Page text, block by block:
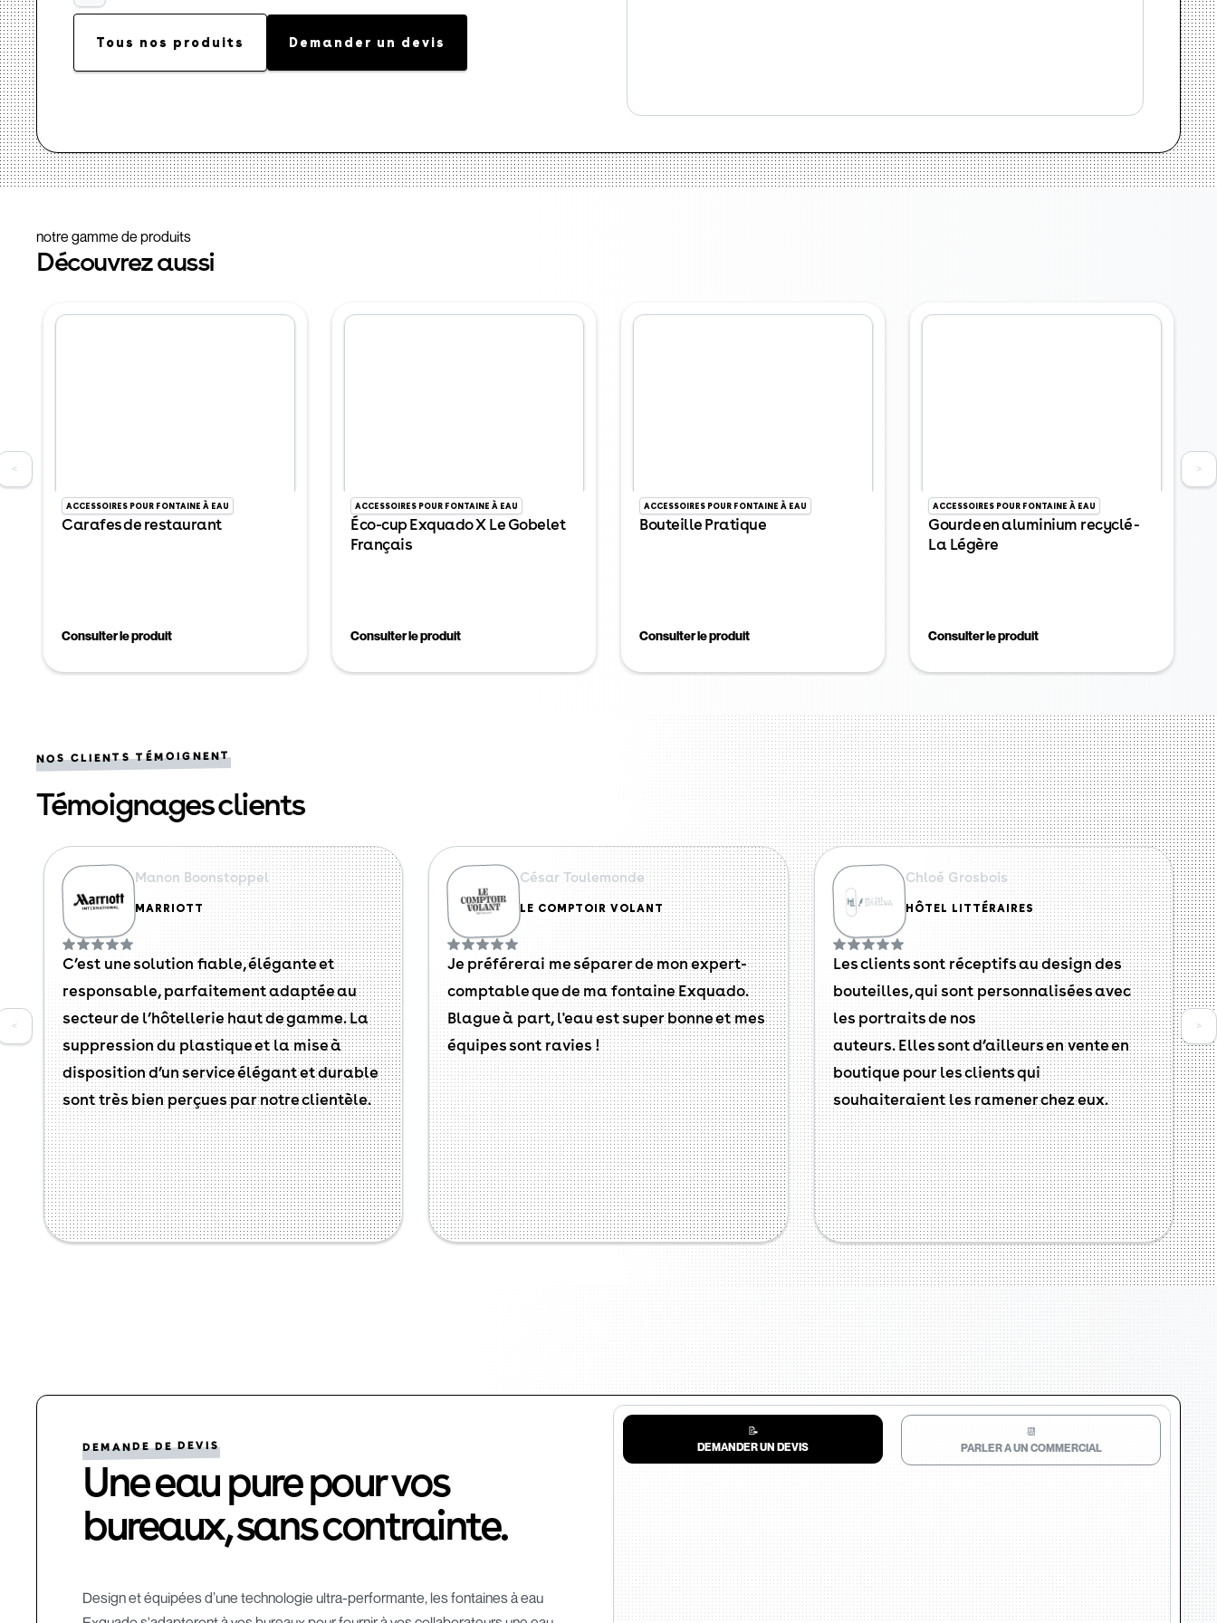
Tous nos produits Demander un devis
notre gamme de produits
Découvrez aussi
ACCESSOIRES POUR FONTAINE À EAU
Carafes de restaurant
Consulter le produit
ACCESSOIRES POUR FONTAINE À EAU
Éco-cup Exquado X Le Gobelet
Français
Consulter le produit
ACCESSOIRES POUR FONTAINE À EAU
Bouteille Pratique
Consulter le produit
ACCESSOIRES POUR FONTAINE À EAU
Gourde en aluminium recyclé -
La Légère
Consulter le produit
< >
NOS CLIENTS TÉMOIGNENT
Témoignages clients
Manon Boonstoppel
MARRIOTT
C’est une solution fiable, élégante et
responsable, parfaitement adaptée au
secteur de l’hôtellerie haut de gamme. La
suppression du plastique et la mise à
disposition d’un service élégant et durable
sont très bien perçues par notre clientèle.
César Toulemonde
LE COMPTOIR VOLANT
Je préférerai me séparer de mon expert-
comptable que de ma fontaine Exquado.
Blague à part, l'eau est super bonne et mes
équipes sont ravies !
Chloé Grosbois
HÔTEL LITTÉRAIRES
Les clients sont réceptifs au design des
bouteilles, qui sont personnalisées avec
les portraits de nos
auteurs. Elles sont d’ailleurs en vente en
boutique pour les clients qui
souhaiteraient les ramener chez eux.
< >
DEMANDE DE DEVIS
Une eau pure pour vos
bureaux, sans contrainte.
Design et équipées d’une technologie ultra-performante, les fontaines à eau
📝
DEMANDER UN DEVIS
📆
PARLER A UN COMMERCIAL